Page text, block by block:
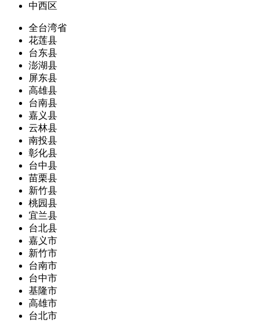
中西区
全台湾省
花莲县
台东县
澎湖县
屏东县
高雄县
台南县
嘉义县
云林县
南投县
彰化县
台中县
苗栗县
新竹县
桃园县
宜兰县
台北县
嘉义市
新竹市
台南市
台中市
基隆市
高雄市
台北市